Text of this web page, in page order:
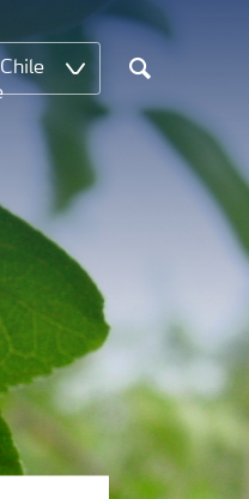
Chile
Search